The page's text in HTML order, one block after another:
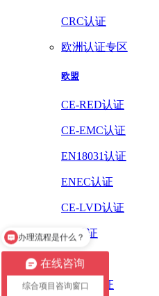
CRC认证
欧洲认证专区
欧盟
CE-RED认证
CE-EMC认证
EN18031认证
ENEC认证
CE-LVD认证
CE认证
ErP认证
ROHS认证
在线咨询
综合项目咨询窗口
办理流程是什么？